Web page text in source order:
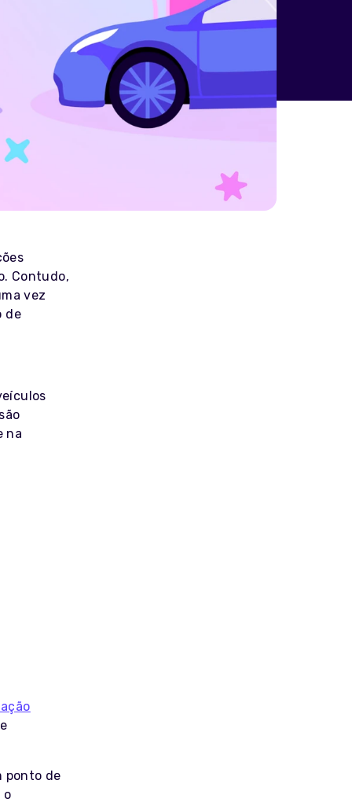
Contudo,
vez
de
na
ponto de
o